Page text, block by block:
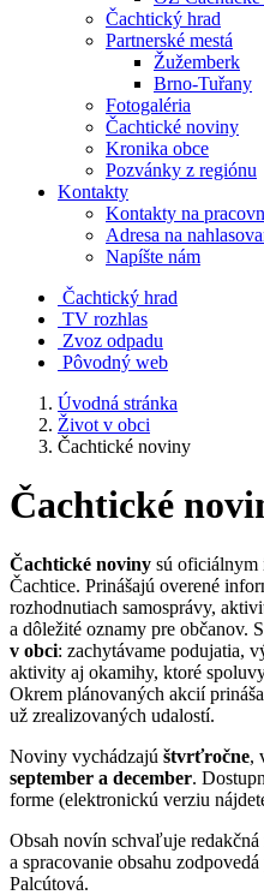
Čachtický hrad
Partnerské mestá
Žužemberk
Brno-Tuřany
Fotogaléria
Čachtické noviny
Kronika obce
Pozvánky z regiónu
Kontakty
Kontakty na
Adresa na
Napíšte nám
Čachtický hrad
TV rozhlas
Zvoz odpadu
Pôvodný web
Úvodná stránka
Život v obci
Čachtické noviny
Čachtické
Čachtické noviny sú oficiálnym
Čachtice. Prinášajú overené
rozhodnutiach samosprávy,
a dôležité oznamy pre občanov.
v obci: zachytávame podujatia,
aktivity aj okamihy, ktoré
Okrem plánovaných akcií
už zrealizovaných udalostí.
Noviny vychádzajú štvrťročne,
september a december.
forme (elektronickú verziu
Obsah novín schvaľuje
a spracovanie obsahu
Palcútová.